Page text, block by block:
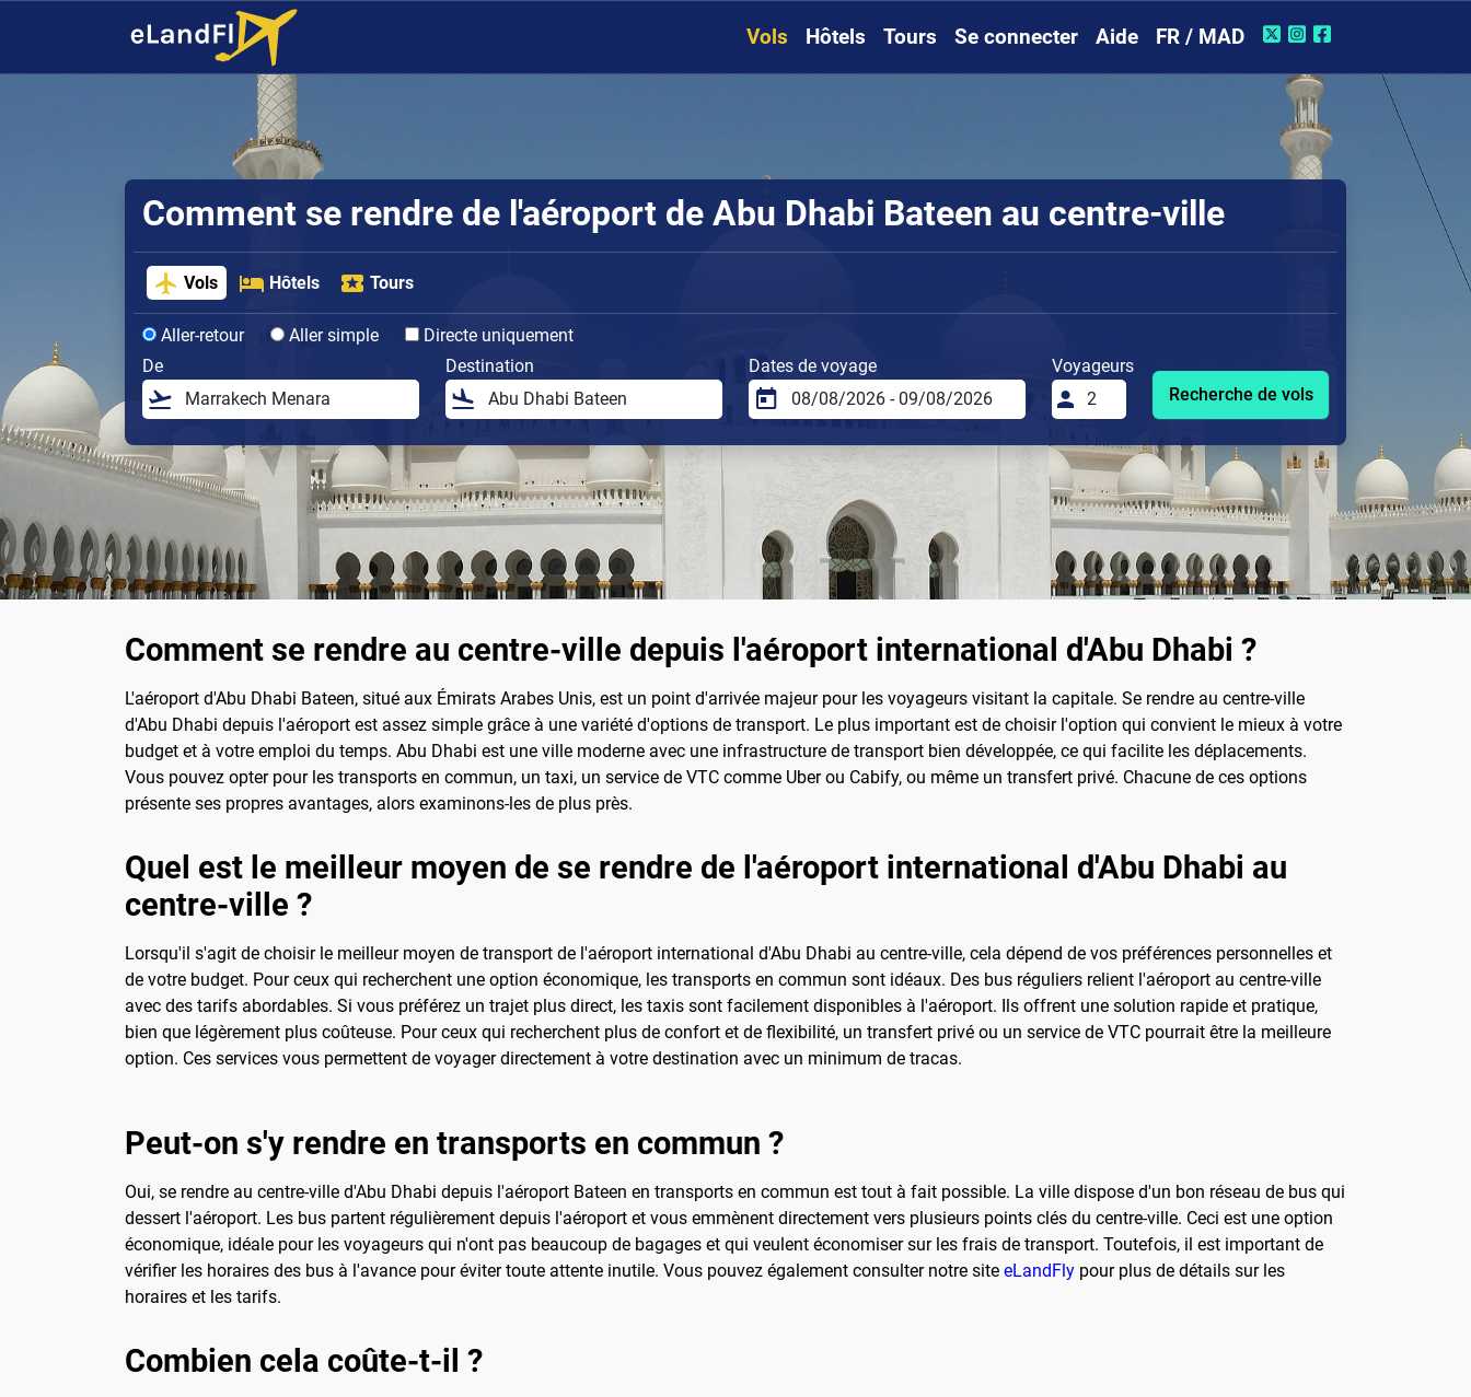
Vols Hôtels Tours Se connecter Aide FR / MAD
Comment se rendre de l'aéroport de Abu Dhabi Bateen au centre-ville
Vols Hôtels Tours
Aller-retour Aller simple
Directe uniquement
De
Destination Dates de voyage
Voyageurs
Recherche de vols
Comment se rendre au centre-ville depuis l'aéroport international d'Abu Dhabi ?
L'aéroport d'Abu Dhabi Bateen, situé aux Émirats Arabes Unis, est un point d'arrivée majeur pour les voyageurs visitant la capitale. Se rendre au centre-ville
d'Abu Dhabi depuis l'aéroport est assez simple grâce à une variété d'options de transport. Le plus important est de choisir l'option qui convient le mieux à votre
budget et à votre emploi du temps. Abu Dhabi est une ville moderne avec une infrastructure de transport bien développée, ce qui facilite les déplacements.
Vous pouvez opter pour les transports en commun, un taxi, un service de VTC comme Uber ou Cabify, ou même un transfert privé. Chacune de ces options
présente ses propres avantages, alors examinons-les de plus près.
Quel est le meilleur moyen de se rendre de l'aéroport international d'Abu Dhabi au
centre-ville ?
Lorsqu'il s'agit de choisir le meilleur moyen de transport de l'aéroport international d'Abu Dhabi au centre-ville, cela dépend de vos préférences personnelles et
de votre budget. Pour ceux qui recherchent une option économique, les transports en commun sont idéaux. Des bus réguliers relient l'aéroport au centre-ville
avec des tarifs abordables. Si vous préférez un trajet plus direct, les taxis sont facilement disponibles à l'aéroport. Ils offrent une solution rapide et pratique,
bien que légèrement plus coûteuse. Pour ceux qui recherchent plus de confort et de flexibilité, un transfert privé ou un service de VTC pourrait être la meilleure
option. Ces services vous permettent de voyager directement à votre destination avec un minimum de tracas.
Peut-on s'y rendre en transports en commun ?
Oui, se rendre au centre-ville d'Abu Dhabi depuis l'aéroport Bateen en transports en commun est tout à fait possible. La ville dispose d'un bon réseau de bus qui
dessert l'aéroport. Les bus partent régulièrement depuis l'aéroport et vous emmènent directement vers plusieurs points clés du centre-ville. Ceci est une option
économique, idéale pour les voyageurs qui n'ont pas beaucoup de bagages et qui veulent économiser sur les frais de transport. Toutefois, il est important de
vérifier les horaires des bus à l'avance pour éviter toute attente inutile. Vous pouvez également consulter notre site eLandFly pour plus de détails sur les
horaires et les tarifs.
Combien cela coûte-t-il ?